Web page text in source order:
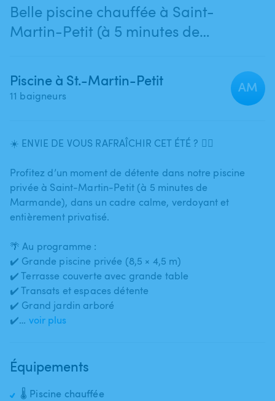
Belle piscine chauffée à Saint-
Martin-Petit (à 5 minutes de
verdoyant et entièrement privatisé
Piscine à St.-Martin-Petit
11 baigneurs
AM
☀️ ENVIE DE VOUS RAFRAÎCHIR CET ÉTÉ ? 🏊‍♀️
Profitez d’un moment de détente dans notre piscine
privée à Saint-Martin-Petit (à 5 minutes de
Marmande)​,​ dans un cadre calme​,​ verdoyant et
entièrement privatisé.
🌴 Au programme :
✔️ Grande piscine privée (8​,​5 × 4​,​5 m)
✔️ Terrasse couverte avec grande table
✔️ Transats et espaces détente
✔️ Grand jardin arboré
✔️… voir plus
Équipements
🌡️ Piscine chauffée